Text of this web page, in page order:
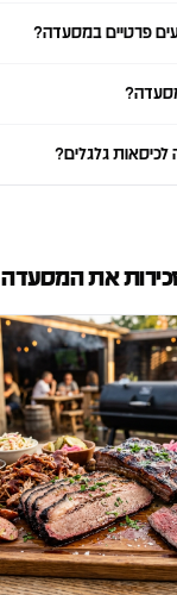
פרטיים במסעדה?
גלגלים?
את המסעדה